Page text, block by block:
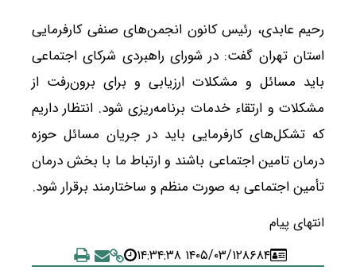
رحیم عابدی، رئیس کانون انجمن‌های صنفی کارفرمایی
استان تهران گفت: در شورای راهبردی شرکای اجتماعی
باید مسائل و مشکلات ارزیابی و برای برون‌رفت از
مشکلات و ارتقاء خدمات برنامه‌ریزی شود. انتظار داریم
که تشکل‌های کارفرمایی باید در جریان مسائل حوزه
درمان تامین اجتماعی باشند و ارتباط ما با بخش درمان
تأمین اجتماعی به صورت منظم و ساختارمند برقرار شود.
انتهای پیام
۸۶۸۴۱۴۰۵/۰۳/۱۲ ۱۴:۳۴:۳۸